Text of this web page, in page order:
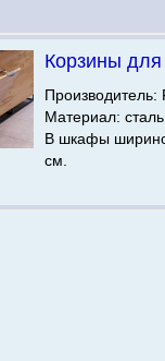
Корзины
Материал:
В шкафы
см.